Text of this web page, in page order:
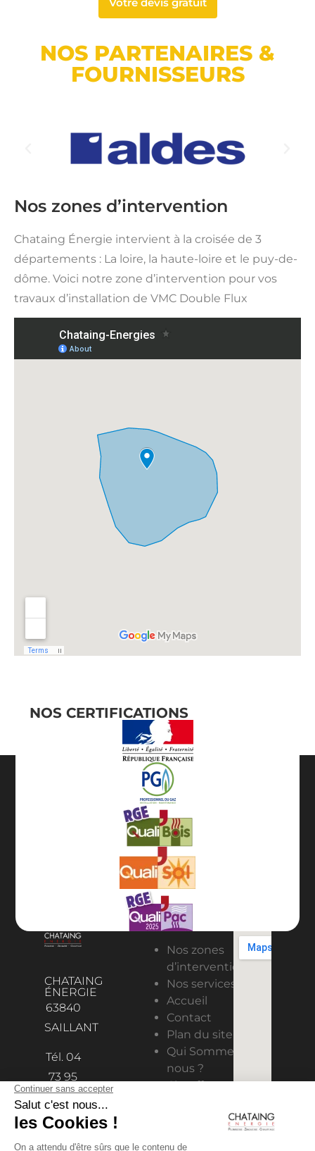
NOS PARTENAIRES &
FOURNISSEURS
Nos zones d’intervention
Chataing Énergie intervient à la croisée de 3
départements : La loire, la haute-loire et le puy-de-
dôme. Voici notre zone d’intervention pour vos
travaux d’installation de VMC Double Flux
NOS CERTIFICATIONS
CHATAING
ÉNERGIE
63840
SAILLANT
Tél. 04
73 95
98 11
contact@chataing-
Nos zones
d’intervention
Nos services
Accueil
Contact
Plan du site
Qui Sommes-
nous ?
Chauffage
Climatisation